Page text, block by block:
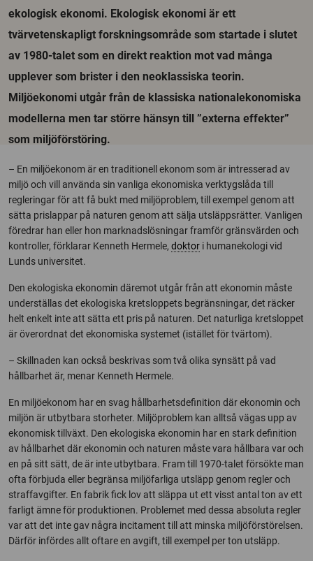
ekologisk ekonomi. Ekologisk ekonomi är ett
tvärvetenskapligt forskningsområde som startade i slutet
av 1980-talet som en direkt reaktion mot vad många
upplever som brister i den neoklassiska teorin.
Miljöekonomi utgår från de klassiska nationalekonomiska
modellerna men tar större hänsyn till ”externa effekter”
som miljöförstöring.
– En miljöekonom är en traditionell ekonom som är intresserad av
miljö och vill använda sin vanliga ekonomiska verktygslåda till
regleringar för att få bukt med miljöproblem, till exempel genom att
sätta prislappar på naturen genom att sälja utsläppsrätter. Vanligen
föredrar han eller hon marknadslösningar framför gränsvärden och
kontroller, förklarar Kenneth Hermele, doktor i humanekologi vid
Lunds universitet.
Den ekologiska ekonomin däremot utgår från att ekonomin måste
underställas det ekologiska kretsloppets begränsningar, det räcker
helt enkelt inte att sätta ett pris på naturen. Det naturliga kretsloppet
är överordnat det ekonomiska systemet (istället för tvärtom).
– Skillnaden kan också beskrivas som två olika synsätt på vad
hållbarhet är, menar Kenneth Hermele.
En miljöekonom har en svag hållbarhetsdefinition där ekonomin och
miljön är utbytbara storheter. Miljöproblem kan alltså vägas upp av
ekonomisk tillväxt. Den ekologiska ekonomin har en stark definition
av hållbarhet där ekonomin och naturen måste vara hållbara var och
en på sitt sätt, de är inte utbytbara. Fram till 1970-talet försökte man
ofta förbjuda eller begränsa miljöfarliga utsläpp genom regler och
straffavgifter. En fabrik fick lov att släppa ut ett visst antal ton av ett
farligt ämne för produktionen. Problemet med dessa absoluta regler
var att det inte gav några incitament till att minska miljöförstörelsen.
Därför infördes allt oftare en avgift, till exempel per ton utsläpp.